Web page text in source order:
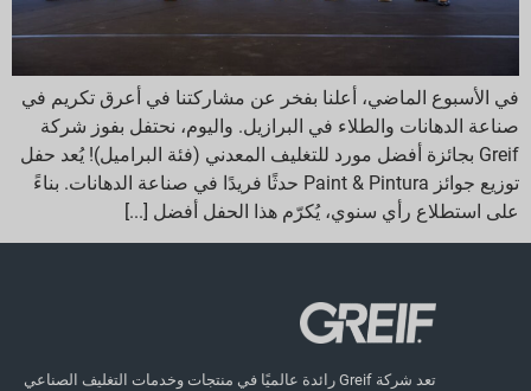
في الأسبوع الماضي، أعلنا بفخر عن مشاركتنا في أعرق تكريم في
صناعة الدهانات والطلاء في البرازيل. واليوم، نحتفل بفوز شركة
Greif بجائزة أفضل مورد للتغليف المعدني (فئة البراميل)! يُعد حفل
توزيع جوائز Paint & Pintura حدثًا فريدًا في صناعة الدهانات. بناءً
على استطلاع رأي سنوي، يُكرّم هذا الحفل أفضل [...]
تعد شركة Greif رائدة عالميًا في منتجات وخدمات التغليف الصناعي